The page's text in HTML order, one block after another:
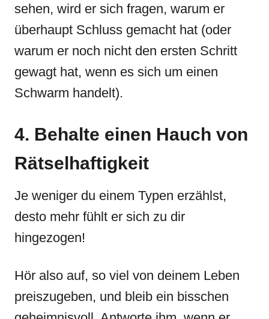
sehen, wird er sich fragen, warum er
überhaupt Schluss gemacht hat (oder
warum er noch nicht den ersten Schritt
gewagt hat, wenn es sich um einen
Schwarm handelt).
4. Behalte einen Hauch von
Rätselhaftigkeit
Je weniger du einem Typen erzählst,
desto mehr fühlt er sich zu dir
hingezogen!
Hör also auf, so viel von deinem Leben
preiszugeben, und bleib ein bisschen